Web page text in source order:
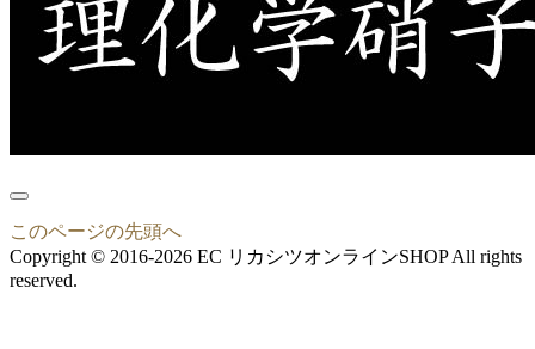
このページの先頭へ
Copyright © 2016-2026 EC リカシツオンラインSHOP All rights
reserved.